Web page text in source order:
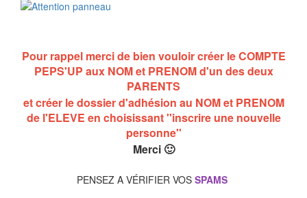
Pour rappel merci de bien vouloir créer le COMPTE
PEPS'UP aux NOM et PRENOM d'un des deux
PARENTS
et créer le dossier d'adhésion au NOM et PRENOM
de l'ELEVE en choisissant''inscrire une nouvelle
personne''
Merci 🙂
PENSEZ A VÉRIFIER VOS SPAMS